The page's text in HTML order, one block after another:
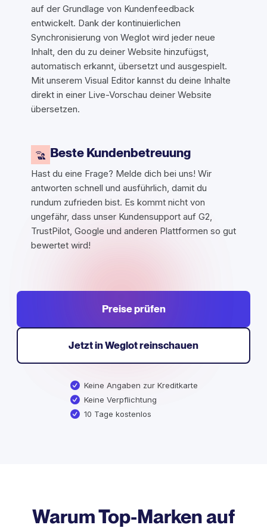
auf der Grundlage von Kundenfeedback
entwickelt. Dank der kontinuierlichen
Synchronisierung von Weglot wird jeder neue
Inhalt, den du zu deiner Website hinzufügst,
automatisch erkannt, übersetzt und ausgespielt.
Mit unserem Visual Editor kannst du deine Inhalte
direkt in einer Live-Vorschau deiner Website
übersetzen.
Beste Kundenbetreuung
Hast du eine Frage? Melde dich bei uns! Wir
antworten schnell und ausführlich, damit du
rundum zufrieden bist. Es kommt nicht von
ungefähr, dass unser Kundensupport auf G2,
TrustPilot, Google und anderen Plattformen so gut
bewertet wird!
Preise prüfen
Jetzt in Weglot reinschauen
Keine Angaben zur Kreditkarte
Keine Verpflichtung
10 Tage kostenlos
Warum Top-Marken auf